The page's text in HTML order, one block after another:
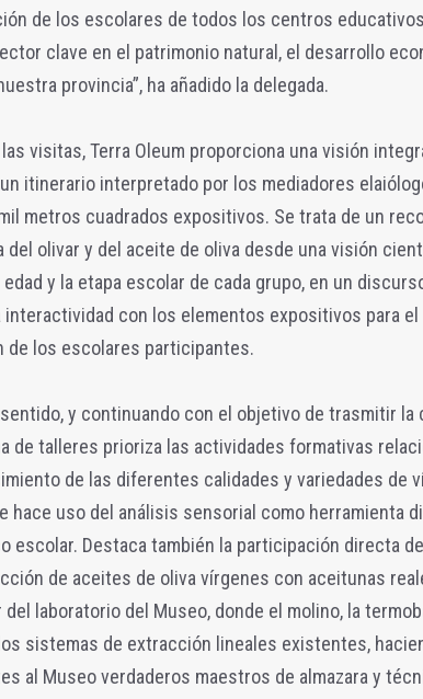
de los escolares de todos los centros
clave en el patrimonio natural, el desarrollo
provincia”, ha añadido la delegada.
visitas, Terra Oleum proporciona una visión
itinerario interpretado por los mediadores
metros cuadrados expositivos. Se trata de un
del olivar y del aceite de oliva desde una visión
y la etapa escolar de cada grupo, en un
interactividad con los elementos expositivos para
de los escolares participantes.
y continuando con el objetivo de trasmitir la
de talleres prioriza las actividades formativas
de las diferentes calidades y variedades de
hace uso del análisis sensorial como herramienta
escolar. Destaca también la participación directa
de aceites de oliva vírgenes con aceitunas
del laboratorio del Museo, donde el molino, la
sistemas de extracción lineales existentes,
al Museo verdaderos maestros de almazara y